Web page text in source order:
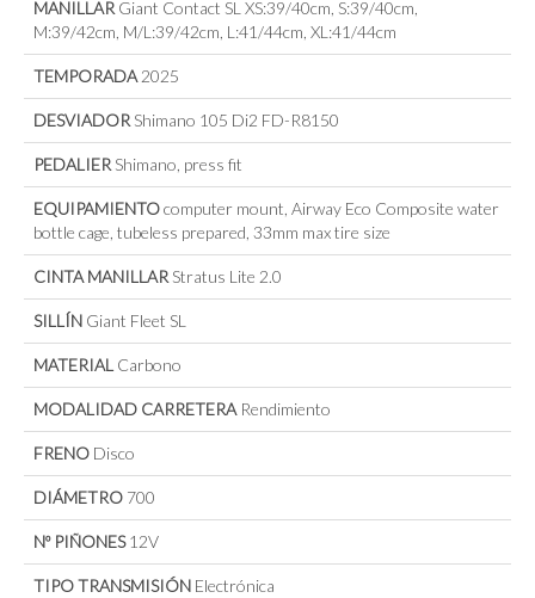
MANILLAR Giant Contact SL XS:39/40cm, S:39/40cm,
M:39/42cm, M/L:39/42cm, L:41/44cm, XL:41/44cm
TEMPORADA 2025
DESVIADOR Shimano 105 Di2 FD-R8150
PEDALIER Shimano, press fit
EQUIPAMIENTOcomputer mount, Airway Eco Composite water
bottle cage, tubeless prepared, 33mm max tire size
CINTA MANILLAR Stratus Lite 2.0
SILLÍN Giant Fleet SL
MATERIAL Carbono
MODALIDAD CARRETERA Rendimiento
FRENO Disco
DIÁMETRO 700
Nº PIÑONES12V
TIPO TRANSMISIÓN Electrónica